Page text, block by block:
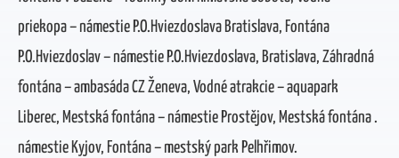
priekopa – námestie P.O.Hviezdoslava Bratislava, Fontána
P.O.Hviezdoslav – námestie P.O.Hviezdoslava, Bratislava, Záhradná
fontána – ambasáda CZ Ženeva, Vodné atrakcie – aquapark
Liberec, Mestská fontána – námestie Prostějov, Mestská fontána .
námestie Kyjov, Fontána – mestský park Pelhřimov.